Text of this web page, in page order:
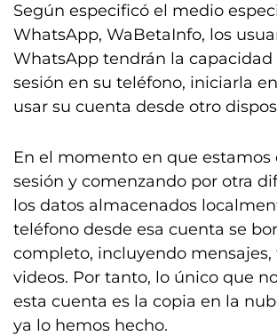
Según especificó el medio
WhatsApp, WaBetaInfo, los
WhatsApp tendrán la capacidad
sesión en su teléfono, iniciarla
usar su cuenta desde otro
En el momento en que estamos
sesión y comenzando por otra
los datos almacenados
teléfono desde esa cuenta se
completo, incluyendo mensajes,
videos. Por tanto, lo único que
esta cuenta es la copia en la
ya lo hemos hecho.